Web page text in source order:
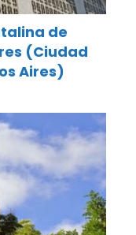
de
(Ciudad
Aires)